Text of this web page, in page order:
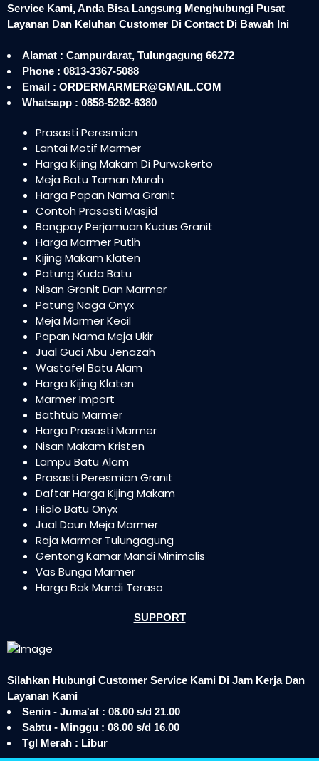
Service Kami, Anda Bisa Langsung Menghubungi Pusat
Layanan Dan Keluhan Customer Di Contact Di Bawah Ini
Alamat : Campurdarat, Tulungagung 66272
Phone : 0813-3367-5088
Email : ORDERMARMER@GMAIL.COM
Whatsapp : 0858-5262-6380
Prasasti Peresmian
Lantai Motif Marmer
Harga Kijing Makam Di Purwokerto
Meja Batu Taman Murah
Harga Papan Nama Granit
Contoh Prasasti Masjid
Bongpay Perjamuan Kudus Granit
Harga Marmer Putih
Kijing Makam Klaten
Patung Kuda Batu
Nisan Granit Dan Marmer
Patung Naga Onyx
Meja Marmer Kecil
Papan Nama Meja Ukir
Jual Guci Abu Jenazah
Wastafel Batu Alam
Harga Kijing Klaten
Marmer Import
Bathtub Marmer
Harga Prasasti Marmer
Nisan Makam Kristen
Lampu Batu Alam
Prasasti Peresmian Granit
Daftar Harga Kijing Makam
Hiolo Batu Onyx
Jual Daun Meja Marmer
Raja Marmer Tulungagung
Gentong Kamar Mandi Minimalis
Vas Bunga Marmer
Harga Bak Mandi Teraso
SUPPORT
Silahkan Hubungi Customer Service Kami Di Jam Kerja Dan
Layanan Kami
Senin - Juma'at : 08.00 s/d 21.00
Sabtu - Minggu : 08.00 s/d 16.00
Tgl Merah : Libur